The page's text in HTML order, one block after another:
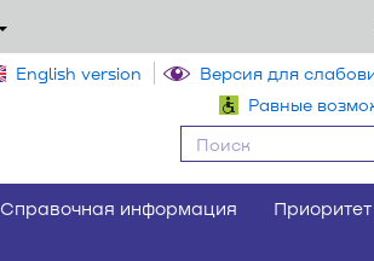
English version
Версия для
Равные
Справочная информация